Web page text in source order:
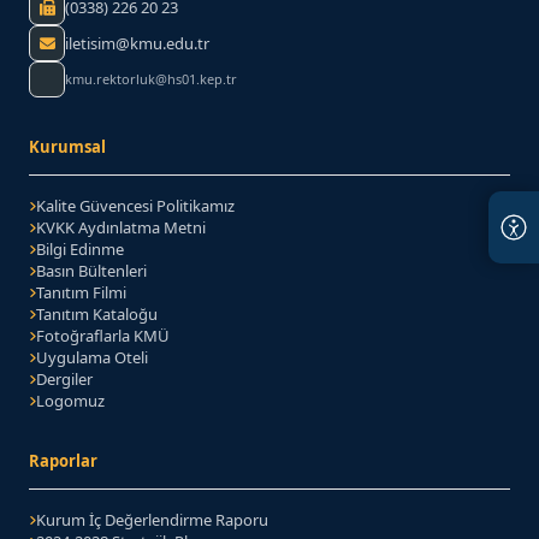
Faks:
(0338) 226 20 23
iletisim@kmu.edu.tr
kmu.rektorluk@hs01.kep.tr
Kurumsal
Kalite Güvencesi Politikamız
KVKK Aydınlatma Metni
Bilgi Edinme
Basın Bültenleri
Tanıtım Filmi
Tanıtım Kataloğu
(PDF belgesi)
Fotoğraflarla KMÜ
Uygulama Oteli
Dergiler
Logomuz
Raporlar
Kurum İç Değerlendirme Raporu